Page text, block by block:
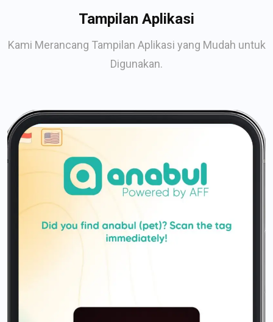
Tampilan Aplikasi
Kami Merancang Tampilan Aplikasi yang Mudah untuk
Digunakan.